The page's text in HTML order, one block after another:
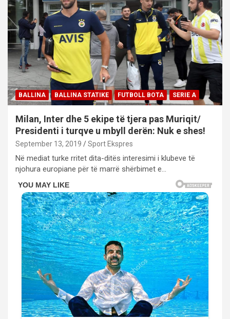
BALLINA BALLINA STATIKE FUTBOLL BOTA SERIE A
Milan, Inter dhe 5 ekipe të tjera pas Muriqit/
Presidenti i turqve u mbyll derën: Nuk e shes!
September 13, 2019 Sport Ekspres
Në mediat turke rritet dita-ditës interesimi i klubeve të
njohura europiane për të marrë shërbimet e…